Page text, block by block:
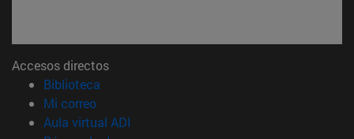
Accesos directos
Biblioteca
Mi correo(abre en nueva ventana)
Aula virtual ADI